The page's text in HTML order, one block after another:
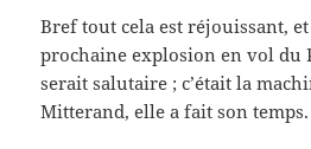
Bref tout cela est réjouissant,
prochaine explosion en vol du
serait salutaire ; c’était la
Mitterand, elle a fait son temps.